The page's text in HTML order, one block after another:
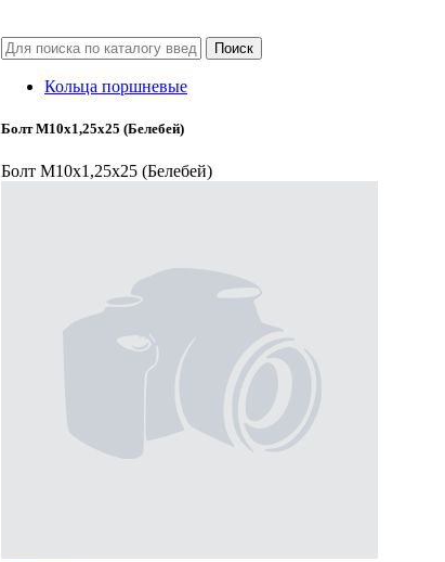
Кольца поршневые
Болт М10х1,25х25 (Белебей)
Болт М10х1,25х25 (Белебей)